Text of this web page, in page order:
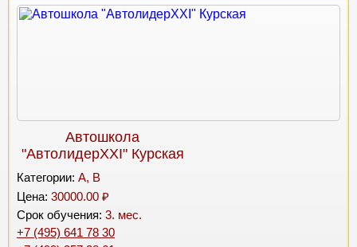
Автошкола
"АвтолидерХХI" Курская
Категории: A, B
Цена: 30000.00 ₽
Срок обучения: 3. мес.
+7 (495) 641 78 30